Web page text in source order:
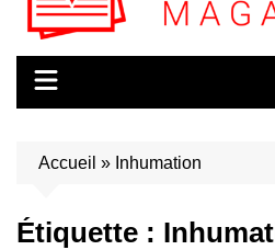
Accueil » Inhumation
Étiquette :